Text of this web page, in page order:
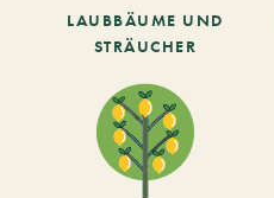
LAUBBÄUME UND
STRÄUCHER